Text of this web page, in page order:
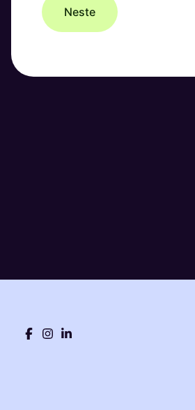
Neste